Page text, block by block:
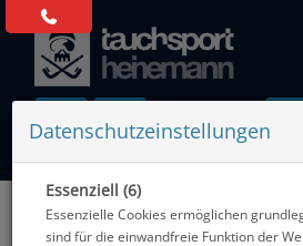
Alle Artikel zeigen aus: Display-Schutzfolien
Datenschutzeinstellungen
Essenziell (6)
Essenzielle Cookies ermöglichen
sind für die einwandfreie Funktion der